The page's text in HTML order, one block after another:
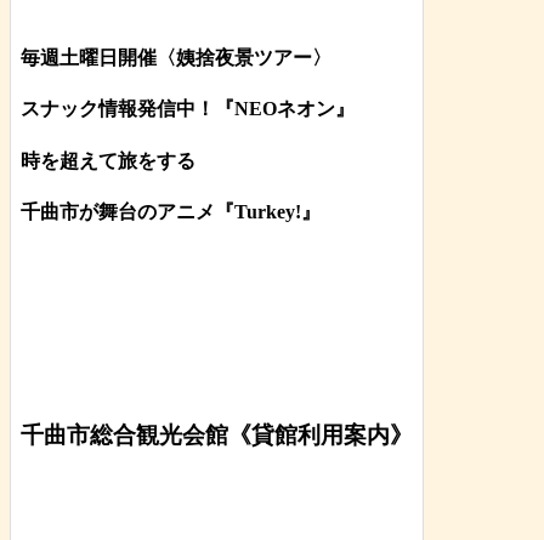
毎週土曜日開催〈姨捨夜景ツアー〉
スナック情報発信中！『NEOネオン』
時を超えて旅をする
千曲市が舞台のアニメ『Turkey!』
千曲市総合観光会館《貸館利用案内》